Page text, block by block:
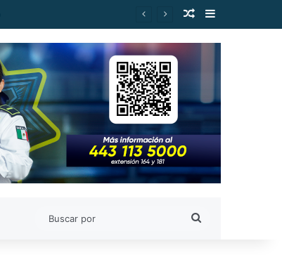
Publicación al
Barra lateral